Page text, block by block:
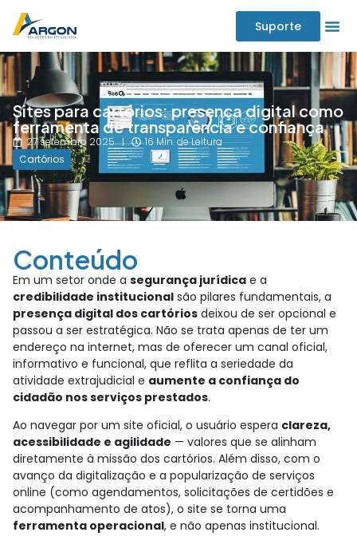
Suporte
Sites para cartórios: presença digital como
ferramenta de transparência e confiança
27 setembro 2025
16 Min. de Leitura
Cartórios
Conteúdo
Em um setor onde a segurança jurídica e a
credibilidade institucional são pilares fundamentais, a
presença digital dos cartórios deixou de ser opcional e
passou a ser estratégica. Não se trata apenas de ter um
endereço na internet, mas de oferecer um canal oficial,
informativo e funcional, que reflita a seriedade da
atividade extrajudicial e aumente a confiança do
cidadão nos serviços prestados.
Ao navegar por um site oficial, o usuário espera clareza,
acessibilidade e agilidade — valores que se alinham
diretamente à missão dos cartórios. Além disso, com o
avanço da digitalização e a popularização de serviços
online (como agendamentos, solicitações de certidões e
acompanhamento de atos), o site se torna uma
ferramenta operacional, e não apenas institucional.